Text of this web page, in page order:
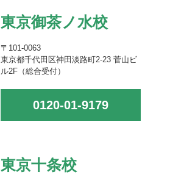
東京御茶ノ水校
〒101-0063
東京都千代田区神田淡路町2-23 菅山ビ
ル2F（総合受付）
0120-01-9179
東京十条校